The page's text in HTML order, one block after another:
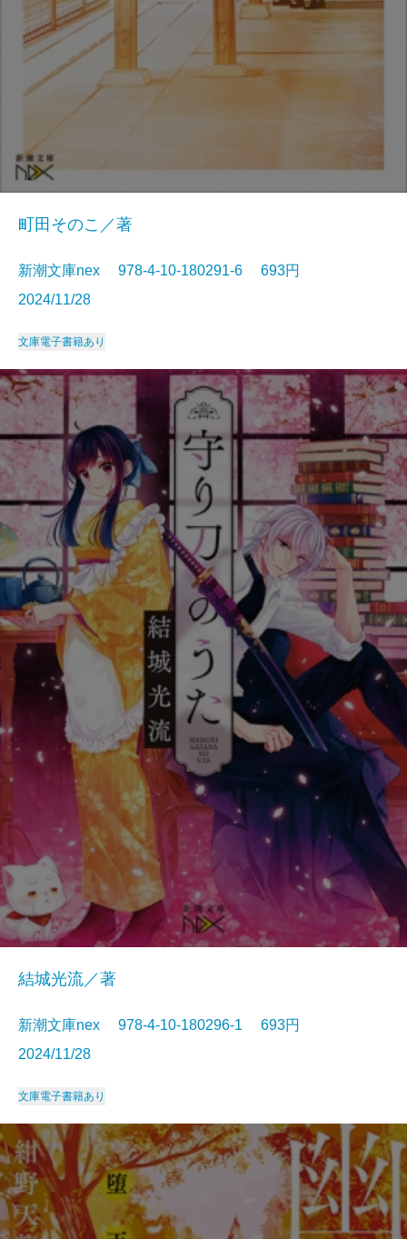
町田そのこ／著
新潮文庫nex 978-4-10-180291-6 693円
2024/11/28
文庫電子書籍あり
結城光流／著
新潮文庫nex 978-4-10-180296-1 693円
2024/11/28
文庫電子書籍あり